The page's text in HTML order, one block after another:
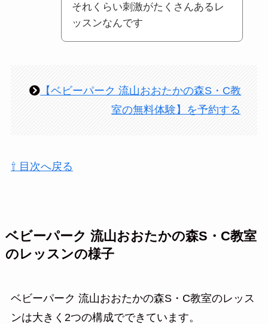
それくらい刺激がたくさんあるレ
ッスンなんです
【ベビーパーク 流山おおたかの森S・C教
室の無料体験】を予約する
⇧ 目次へ戻る
ベビーパーク 流山おおたかの森S・C教室
のレッスンの様子
ベビーパーク 流山おおたかの森S・C教室のレッス
ンは大きく2つの構成でできています。